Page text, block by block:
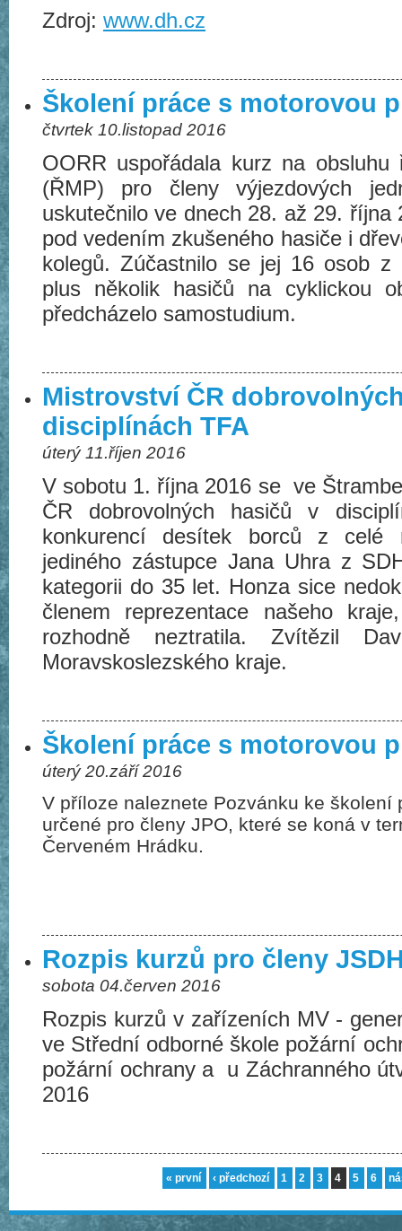
Zdroj: www.dh.cz
Školení práce s motorovou
čtvrtek 10.listopad 2016
OORR uspořádala kurz na obsluhu
(ŘMP) pro členy výjezdových
uskutečnilo ve dnech 28. až 29. října
pod vedením zkušeného hasiče i
kolegů. Zúčastnilo se jej 16 osob
plus několik hasičů na cyklickou
předcházelo samostudium.
Mistrovství ČR
disciplínách TFA
úterý 11.říjen 2016
V sobotu 1. října 2016 se ve
ČR dobrovolných hasičů v
konkurencí desítek borců z celé
jediného zástupce Jana Uhra z
kategorii do 35 let. Honza sice
členem reprezentace našeho
rozhodně neztratila. Zvítězil
Moravskoslezského kraje.
Školení práce s motorovou
úterý 20.září 2016
V příloze naleznete Pozvánku ke školení
určené pro členy JPO, které se koná v
Červeném Hrádku.
Rozpis kurzů pro členy
sobota 04.červen 2016
Rozpis kurzů v zařízeních MV -
ve Střední odborné škole požární
požární ochrany a u Záchranného
2016
« první ‹ předchozí 1 2 3 4 5 6